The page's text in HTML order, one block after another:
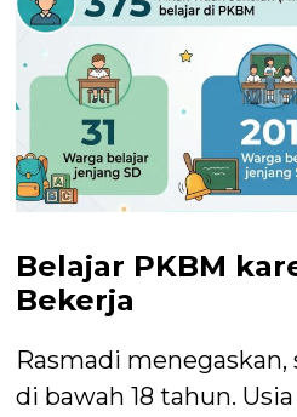
Belajar PKBM
Bekerja
Rasmadi menegaskan,
di bawah 18 tahun.